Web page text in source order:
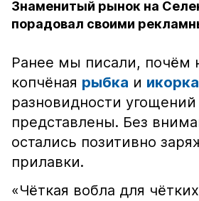
Знаменитый рынок на
порадовал своими
Ранее мы писали, почём
копчёная рыбка и икорка
разновидности угощений
представлены. Без
остались позитивно
прилавки.
«Чёткая вобла для